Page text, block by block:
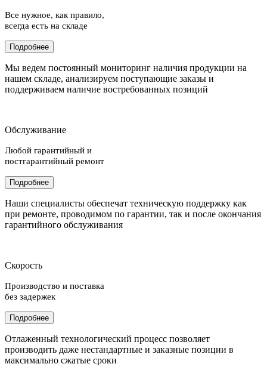
Все нужное, как правило,
всегда есть на складе
Подробнее
Мы ведем постоянный мониторинг наличия продукции на
нашем складе, анализируем поступающие заказы и
поддерживаем наличие востребованных позиций
Обслуживание
Любой гарантийный и
постгарантийный ремонт
Подробнее
Наши специалисты обеспечат техническую поддержку как
при ремонте, проводимом по гарантии, так и после окончания
гарантийного обслуживания
Скорость
Производство и поставка
без задержек
Подробнее
Отлаженный технологический процесс позволяет
производить даже нестандартные и заказные позиции в
максимально сжатые сроки